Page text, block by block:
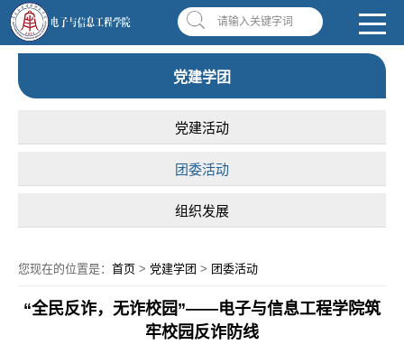
南昌应用技术师范学院，助你圆梦! 学校首页| OA系统 违反师德举报信箱
请输入关键字词
党建学团
党建活动
团委活动
组织发展
您现在的位置是： 首页 > 党建学团 > 团委活动
“全民反诈，无诈校园”——电子与信息工程学院筑
牢校园反诈防线